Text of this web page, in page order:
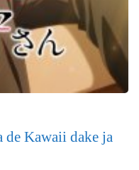
de Kawaii dake ja